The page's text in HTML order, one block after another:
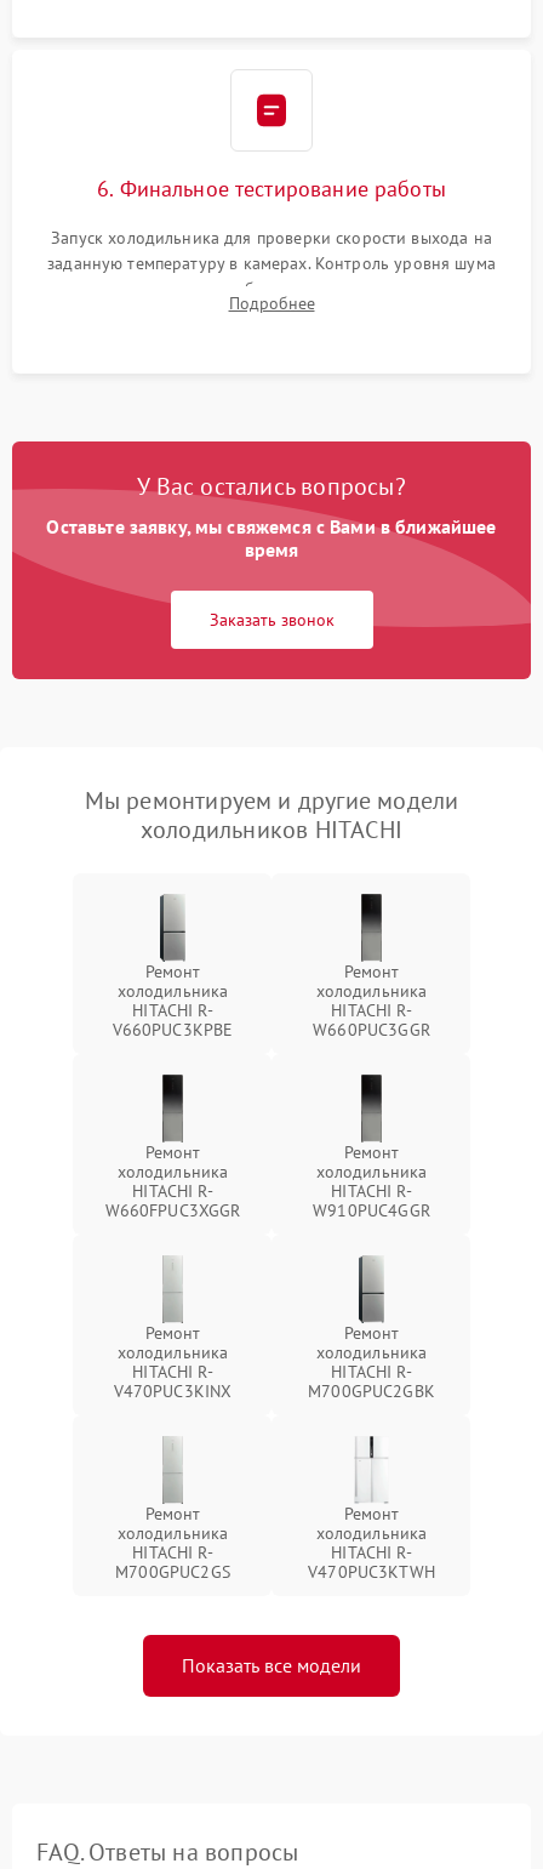
6. Финальное тестирование работы
Запуск холодильника для проверки скорости выхода на
заданную температуру в камерах. Контроль уровня шума
компрессора, отсутствия обмерзания стенок и корректного
срабатывания системы автоматической оттайки.
Подробнее
У Вас остались вопросы?
Оставьте заявку, мы свяжемся с Вами в ближайшее
время
Заказать звонок
Мы ремонтируем и другие модели
холодильников HITACHI
Ремонт
холодильника
HITACHI R-
V660PUC3KPBE
Ремонт
холодильника
HITACHI R-
W660PUC3GGR
Ремонт
холодильника
HITACHI R-
W660FPUC3XGGR
Ремонт
холодильника
HITACHI R-
W910PUC4GGR
Ремонт
холодильника
HITACHI R-
V470PUC3KINX
Ремонт
холодильника
HITACHI R-
M700GPUC2GBK
Ремонт
холодильника
HITACHI R-
M700GPUC2GS
Ремонт
холодильника
HITACHI R-
V470PUC3KTWH
Показать все модели
FAQ. Ответы на вопросы